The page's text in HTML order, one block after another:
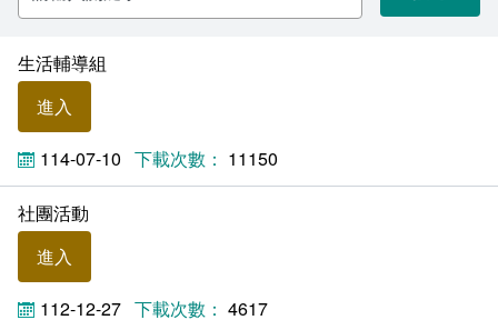
學生輔導委員會
輔導處駐點心理師服務
學生社團
工讀生專區
學生申訴評議委員會
入
關
字
生活輔導組
進入
114-07-10 11150
社團活動
進入
112-12-27 4617